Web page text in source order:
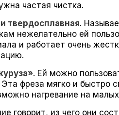
частая чистка.
твердосплавная.
нежелательно ей
и работает очень
. Ей можно
фреза мягко и быстро
нагревание на
говорит, из чего они